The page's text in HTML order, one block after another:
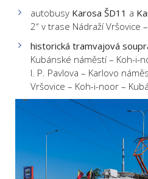
autobusy Karosa ŠD11 a
2“ v trase Nádraží Vršovice
historická tramvajová
Kubánské náměstí – Koh-i-
I. P. Pavlova – Karlovo
Vršovice – Koh-i-noor –